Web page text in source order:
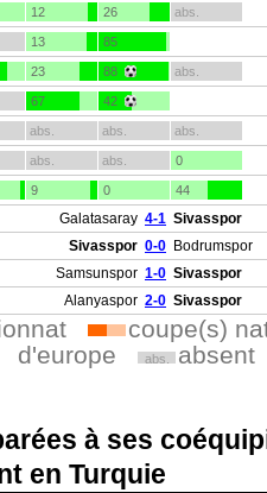
12 26 abs.
13 85
23 88 abs.
67 42
abs. abs. abs.
abs. abs. 0
9 0 44
Galatasaray 4-1 Sivasspor
Sivasspor 0-0 Bodrumspor
Samsunspor 1-0 Sivasspor
Alanyaspor 2-0 Sivasspor
coupe(s)
d'europe
abs. absent
à ses
en Turquie